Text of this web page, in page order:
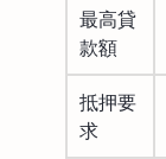
最高貸
款額
抵押要
求